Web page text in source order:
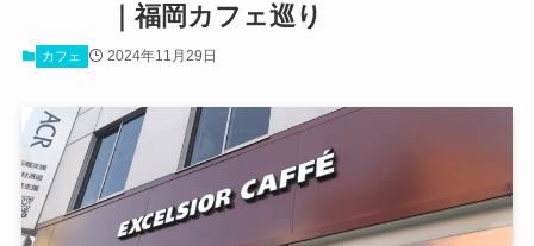
｜福岡カフェ巡り
カフェ 2024年11月29日